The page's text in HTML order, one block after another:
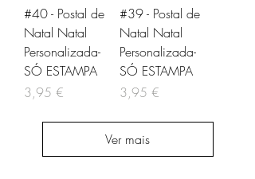
#40 - Postal de
Natal Natal
Personalizada-
SÓ ESTAMPA
Preço
3,95 €
#39 - Postal de
Natal Natal
Personalizada-
SÓ ESTAMPA
Preço
3,95 €
Ver mais